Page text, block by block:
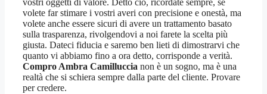
vostri oggetti di valore. Detto ciò, ricordate sempre, se
volete far stimare i vostri averi con precisione e onestà, ma
volete anche essere sicuri di avere un trattamento basato
sulla trasparenza, rivolgendovi a noi farete la scelta più
giusta. Dateci fiducia e saremo ben lieti di dimostrarvi che
quanto vi abbiamo fino a ora detto, corrisponde a verità.
Compro Ambra Camilluccia non è un sogno, ma è una
realtà che si schiera sempre dalla parte del cliente. Provare
per credere.